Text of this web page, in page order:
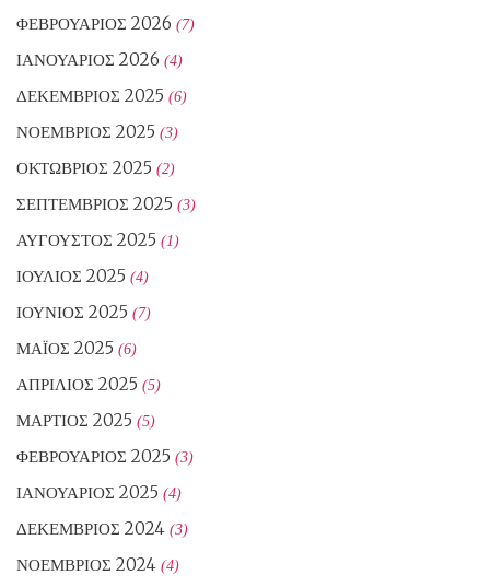
ΦΕΒΡΟΥΆΡΙΟΣ 2026 (7)
ΙΑΝΟΥΆΡΙΟΣ 2026 (4)
ΔΕΚΈΜΒΡΙΟΣ 2025 (6)
ΝΟΈΜΒΡΙΟΣ 2025 (3)
ΟΚΤΏΒΡΙΟΣ 2025 (2)
ΣΕΠΤΈΜΒΡΙΟΣ 2025 (3)
ΑΎΓΟΥΣΤΟΣ 2025 (1)
ΙΟΎΛΙΟΣ 2025 (4)
ΙΟΎΝΙΟΣ 2025 (7)
ΜΆΙΟΣ 2025 (6)
ΑΠΡΊΛΙΟΣ 2025 (5)
ΜΆΡΤΙΟΣ 2025 (5)
ΦΕΒΡΟΥΆΡΙΟΣ 2025 (3)
ΙΑΝΟΥΆΡΙΟΣ 2025 (4)
ΔΕΚΈΜΒΡΙΟΣ 2024 (3)
ΝΟΈΜΒΡΙΟΣ 2024 (4)